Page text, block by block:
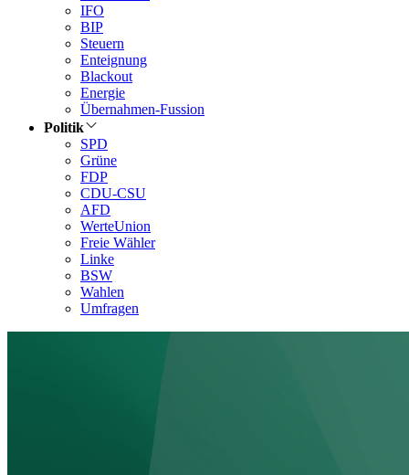
IFO
BIP
Steuern
Enteignung
Blackout
Energie
Übernahmen-Fussion
Politik
SPD
Grüne
FDP
CDU-CSU
AFD
WerteUnion
Freie Wähler
Linke
BSW
Wahlen
Umfragen